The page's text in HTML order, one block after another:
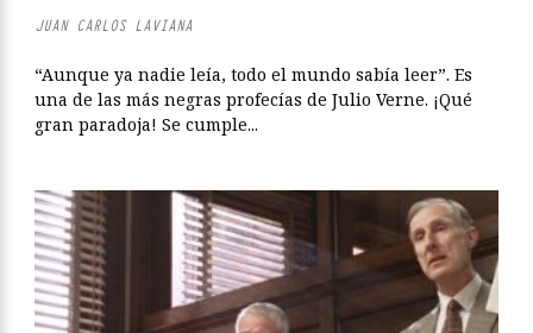
JUAN CARLOS LAVIANA
“Aunque ya nadie leía, todo el mundo sabía leer”. Es
una de las más negras profecías de Julio Verne. ¡Qué
gran paradoja! Se cumple...